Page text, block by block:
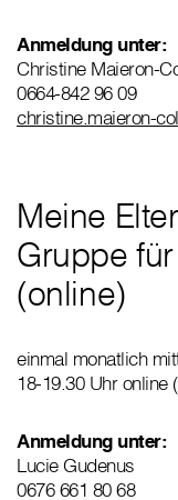
Anmeldung unter:
Christine Maieron-
0664-842 96 09
christine.maieron-
Meine
Gruppe
(online)
einmal monatlich
18-19.30 Uhr online
Anmeldung unter:
Lucie Gudenus
0676 661 80 68